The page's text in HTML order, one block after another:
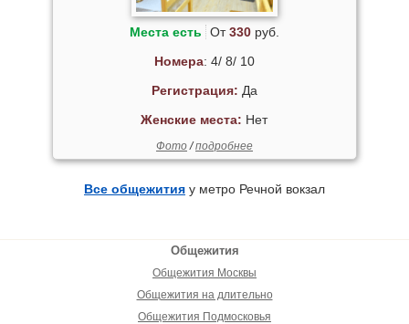
Места есть От330руб.
Номера: 4/ 8/ 10
Регистрация: Да
Женские места: Нет
Фото/подробнее
Все общежития у метро Речной вокзал
Общежития
Общежития Москвы
Общежития на длительно
Общежития Подмосковья